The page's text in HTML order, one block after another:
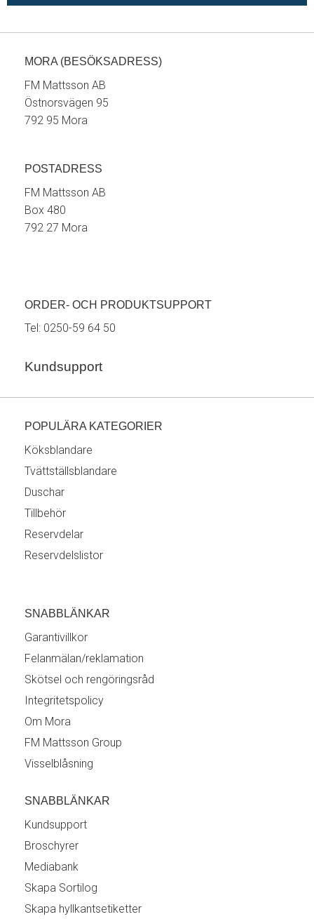
MORA (BESÖKSADRESS)
FM Mattsson AB
Östnorsvägen 95
792 95 Mora
POSTADRESS
FM Mattsson AB
Box 480
792 27 Mora
ORDER- OCH PRODUKTSUPPORT
Tel: 0250-59 64 50
Kundsupport
POPULÄRA KATEGORIER
Köksblandare
Tvättställsblandare
Duschar
Tillbehör
Reservdelar
Reservdelslistor
SNABBLÄNKAR
Garantivillkor
Felanmälan/reklamation
Skötsel och rengöringsråd
Integritetspolicy
Om Mora
FM Mattsson Group
Visselblåsning
SNABBLÄNKAR
Kundsupport
Broschyrer
Mediabank
Skapa Sortilog
Skapa hyllkantsetiketter